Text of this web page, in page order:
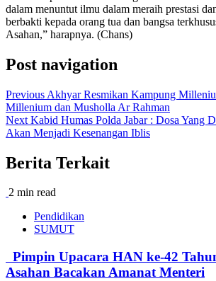
dalam menuntut ilmu dalam meraih prestasi
berbakti kepada orang tua dan bangsa
Asahan,” harapnya. (Chans)
Post navigation
Previous Akhyar Resmikan Kampung
Millenium dan Musholla Ar Rahman
Next Kabid Humas Polda Jabar : Dosa Yang
Akan Menjadi Kesenangan Iblis
Berita Terkait
2 min read
Pendidikan
SUMUT
Pimpin Upacara HAN ke-42
Asahan Bacakan Amanat Menteri